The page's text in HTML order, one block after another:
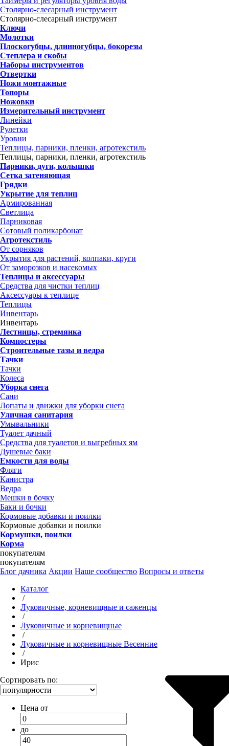
Столярно-слесарный инструмент
Столярно-слесарный инструмент
Ключи
Молотки
Плоскогубцы, длинногубцы, бокорезы
Степлера и скобы
Наборы инструментов
Отвертки
Ножи монтажные
Топоры
Ножовки
Измерительный инструмент
Линейки
Рулетки
Уровни
Теплицы, парники, пленки, агротекстиль
Теплицы, парники, пленки, агротекстиль
Парники, дуги, колышки
Сетка затеняющая
Грядки
Укрытие для теплиц
Армированная
Светлица
Парниковая
Сотовый поликарбонат
Агротекстиль
От сорняков
Укрытия для растений, колпаки, круги
От заморозков и насекомых
Теплицы и аксессуары
Средства для чистки теплиц
Аксессуары к теплице
Теплицы
Инвентарь
Инвентарь
Лестницы, стремянка
Компостеры
Строительные тазы и ведра
Тачки
Тачки
Колеса
Уборка снега
Сани
Лопаты и движки для уборки снега
Уличная санитария
Умывальники
Туалет дачный
Средства для туалетов и выгребных ям
Душевые баки
Емкости для воды
Фляги
Канистра
Ведра
Мешки в бочку
Баки и бочки
Кормовые добавки и поилки
Кормовые добавки и поилки
Кормушки, поилки
Корма
покупателям
покупателям
Блог дачника Акции Наше сообщество Вопросы и ответы
Каталог
/
Луковичные, корневищные и саженцы
/
Луковичные и корневищные
/
Луковичные и корневищные Весенние
/
Ирис
Сортировать по:
Цена от
до